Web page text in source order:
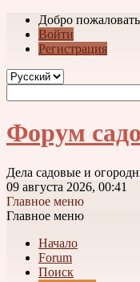
Добро
Войти
Регистрация
Форум
Дела садовые и
09 августа 2026, 00:41
Главное меню
Главное меню
Начало
Forum
Поиск